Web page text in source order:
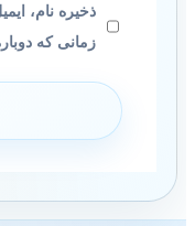
ذخیره نام،
زمانی که